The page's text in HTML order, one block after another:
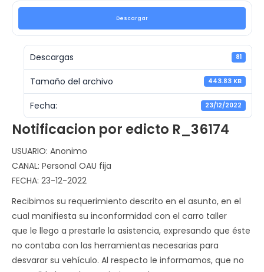
Descargar
Descargas 81
Tamaño del archivo 443.83 KB
Fecha: 23/12/2022
Notificacion por edicto R_36174
USUARIO: Anonimo
CANAL: Personal OAU fija
FECHA: 23-12-2022
Recibimos su requerimiento descrito en el asunto, en el
cual manifiesta su inconformidad con el carro taller
que le llego a prestarle la asistencia, expresando que éste
no contaba con las herramientas necesarias para
desvarar su vehículo. Al respecto le informamos, que no